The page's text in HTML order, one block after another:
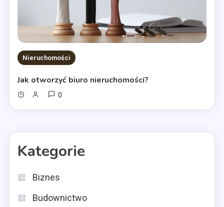
Nieruchomości
Jak otworzyć biuro nieruchomości?
0
Kategorie
Biznes
Budownictwo